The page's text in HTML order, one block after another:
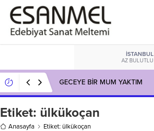
İSTANBUL
AZ BULUTLU
GECEYE BİR MUM YAKTIM
Etiket: ülkükoçan
Anasayfa Etiket: ülkükoçan